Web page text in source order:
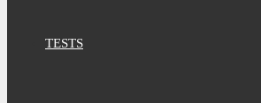
TESTS